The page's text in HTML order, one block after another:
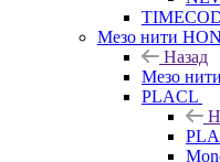
Мезо нити
Назад
Мезо
PLACL